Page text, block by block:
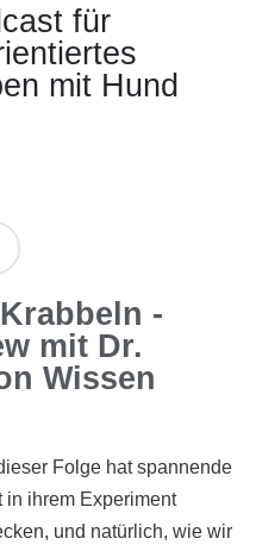
für
mit Hund
-
mit Dr.
Wissen
Folge hat spannende
in ihrem Experiment
und natürlich, wie wir